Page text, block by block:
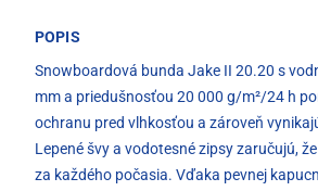
POPIS
Snowboardová bunda Jake II 20.20 s
mm a priedušnosťou 20 000 g/m²/24 h
ochranu pred vlhkosťou a zároveň
Lepené švy a vodotesné zipsy zaručujú,
za každého počasia. Vďaka pevnej